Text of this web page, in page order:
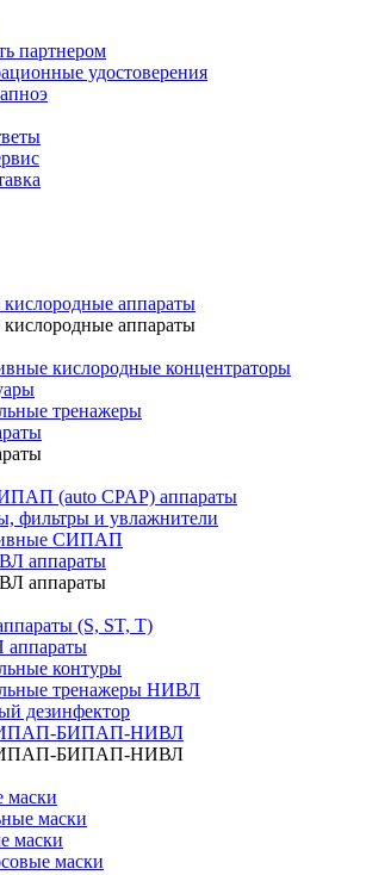
партнером
удостоверения
аппараты
аппараты
кислородные концентраторы
тренажеры
(auto CPAP) аппараты
фильтры и увлажнители
СИПАП
аппараты
аппараты
(S, ST, T)
контуры
тренажеры НИВЛ
дезинфектор
БИПАП-НИВЛ
БИПАП-НИВЛ
маски
маски
маски
маски